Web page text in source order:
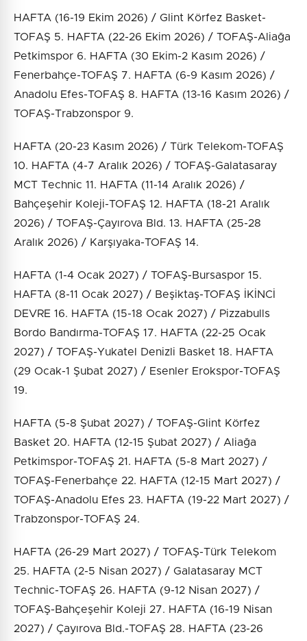
HAFTA (16-19 Ekim 2026) / Glint Körfez Basket-
TOFAŞ 5. HAFTA (22-26 Ekim 2026) / TOFAŞ-Aliağa
Petkimspor 6. HAFTA (30 Ekim-2 Kasım 2026) /
Fenerbahçe-TOFAŞ 7. HAFTA (6-9 Kasım 2026) /
Anadolu Efes-TOFAŞ 8. HAFTA (13-16 Kasım 2026) /
TOFAŞ-Trabzonspor 9.
HAFTA (20-23 Kasım 2026) / Türk Telekom-TOFAŞ
10. HAFTA (4-7 Aralık 2026) / TOFAŞ-Galatasaray
MCT Technic 11. HAFTA (11-14 Aralık 2026) /
Bahçeşehir Koleji-TOFAŞ 12. HAFTA (18-21 Aralık
2026) / TOFAŞ-Çayırova Bld. 13. HAFTA (25-28
Aralık 2026) / Karşıyaka-TOFAŞ 14.
HAFTA (1-4 Ocak 2027) / TOFAŞ-Bursaspor 15.
HAFTA (8-11 Ocak 2027) / Beşiktaş-TOFAŞ İKİNCİ
DEVRE 16. HAFTA (15-18 Ocak 2027) / Pizzabulls
Bordo Bandırma-TOFAŞ 17. HAFTA (22-25 Ocak
2027) / TOFAŞ-Yukatel Denizli Basket 18. HAFTA
(29 Ocak-1 Şubat 2027) / Esenler Erokspor-TOFAŞ
19.
HAFTA (5-8 Şubat 2027) / TOFAŞ-Glint Körfez
Basket 20. HAFTA (12-15 Şubat 2027) / Aliağa
Petkimspor-TOFAŞ 21. HAFTA (5-8 Mart 2027) /
TOFAŞ-Fenerbahçe 22. HAFTA (12-15 Mart 2027) /
TOFAŞ-Anadolu Efes 23. HAFTA (19-22 Mart 2027) /
Trabzonspor-TOFAŞ 24.
HAFTA (26-29 Mart 2027) / TOFAŞ-Türk Telekom
25. HAFTA (2-5 Nisan 2027) / Galatasaray MCT
Technic-TOFAŞ 26. HAFTA (9-12 Nisan 2027) /
TOFAŞ-Bahçeşehir Koleji 27. HAFTA (16-19 Nisan
2027) / Çayırova Bld.-TOFAŞ 28. HAFTA (23-26